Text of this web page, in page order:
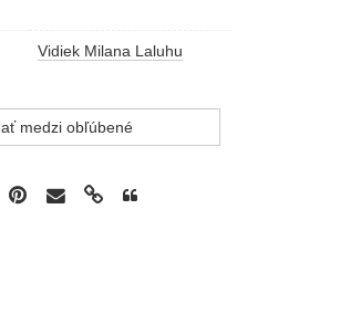
Vidiek Milana Laluhu
medzi obľúbené